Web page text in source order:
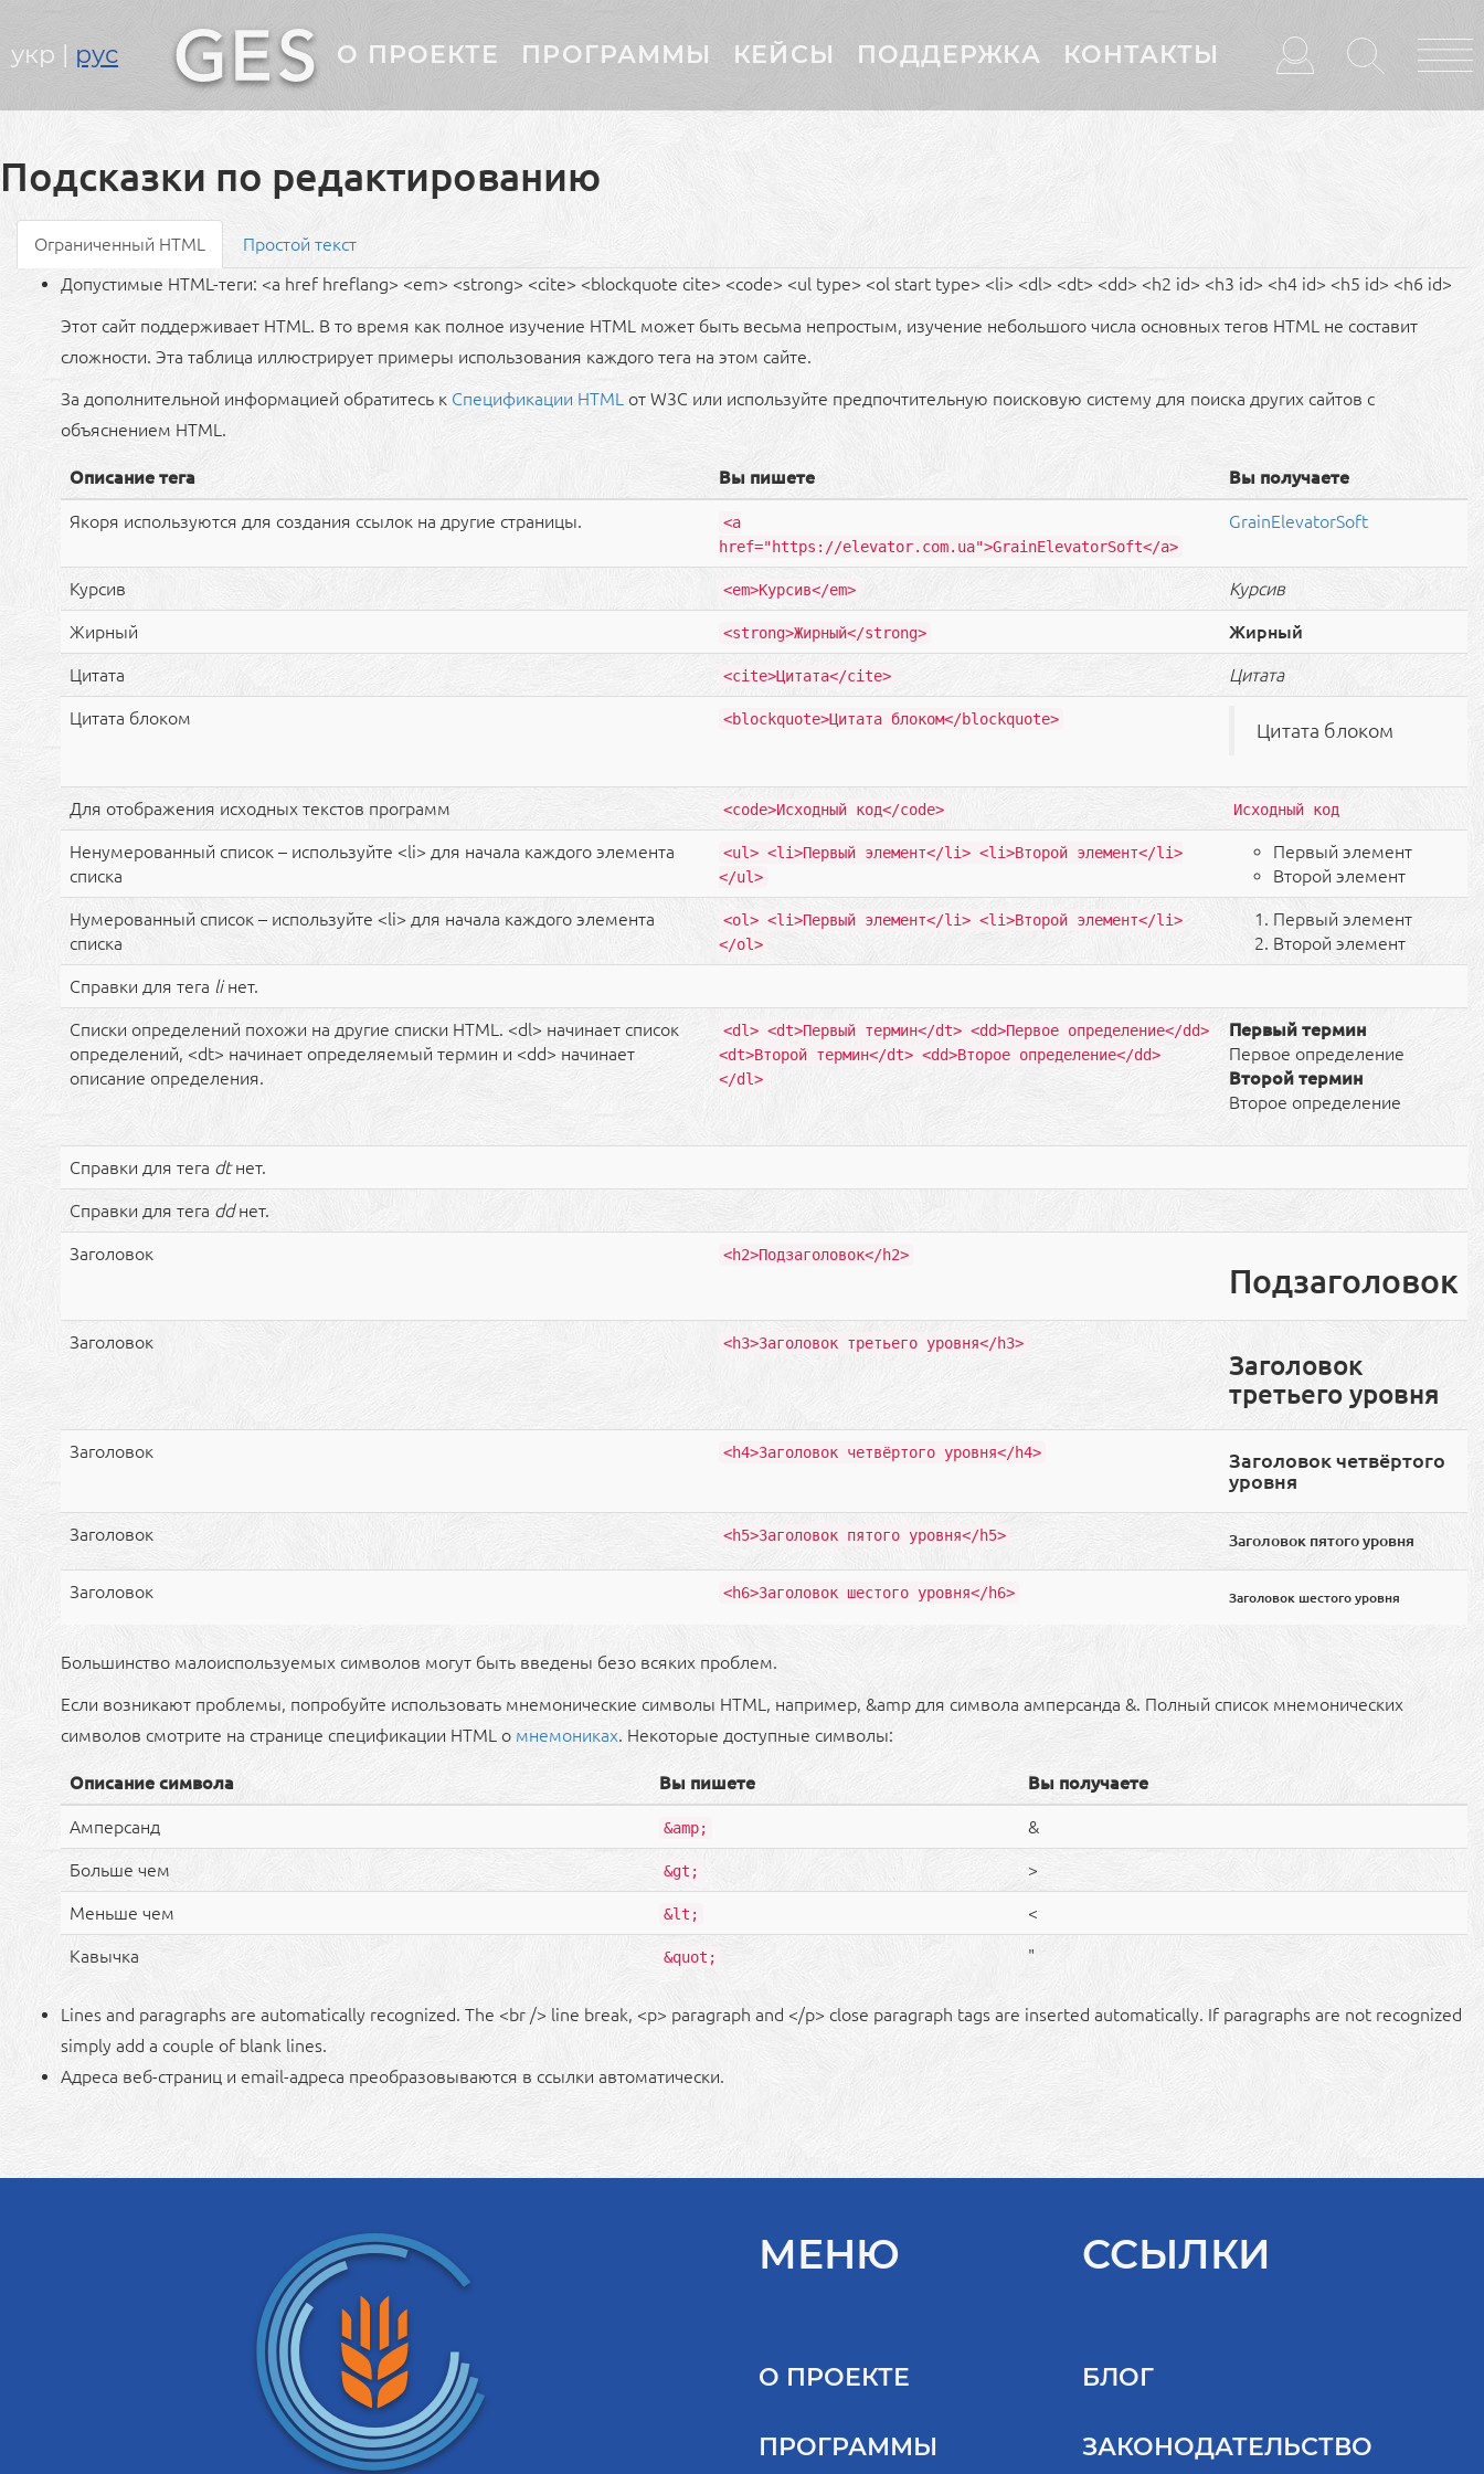
укр рус
Головне
О ПРОЕКТЕ ПРОГРАММЫ КЕЙСЫ ПОДДЕРЖКА КОНТАКТЫ
Подсказки по редактированию
Ограниченный HTML
Простой текст
Допустимые HTML-теги: <a href hreflang> <em> <strong> <cite> <blockquote cite> <code> <ul type> <ol start type> <li> <dl> <dt> <dd> <h2 id> <h3 id> <h4 id> <h5 id> <h6 id>
Этот сайт поддерживает HTML. В то время как полное изучение HTML может быть весьма непростым, изучение небольшого числа основных тегов HTML не составит
сложности. Эта таблица иллюстрирует примеры использования каждого тега на этом сайте.
За дополнительной информацией обратитесь к Спецификации HTML от W3C или используйте предпочтительную поисковую систему для поиска других сайтов с
объяснением HTML.
Описание тега Вы пишете Вы получаете
Якоря используются для создания ссылок на другие страницы.
<a
href="https://elevator.com.ua">GrainElevatorSoft</a>
GrainElevatorSoft
Курсив <em>Курсив</em> Курсив
Жирный <strong>Жирный</strong> Жирный
Цитата <cite>Цитата</cite> Цитата
Цитата блоком <blockquote>Цитата блоком</blockquote>
Цитата блоком
Для отображения исходных текстов программ <code>Исходный код</code> Исходный код
Ненумерованный список – используйте <li> для начала каждого элемента
списка
<ul> <li>Первый элемент</li> <li>Второй элемент</li>
</ul>
Первый элемент
Второй элемент
Нумерованный список – используйте <li> для начала каждого элемента
списка
<ol> <li>Первый элемент</li> <li>Второй элемент</li>
</ol>
Первый элемент
Второй элемент
Справки для тега liнет.
Списки определений похожи на другие списки HTML. <dl> начинает список
определений, <dt> начинает определяемый термин и <dd> начинает
описание определения.
<dl> <dt>Первый термин</dt> <dd>Первое определение</dd>
<dt>Второй термин</dt> <dd>Второе определение</dd>
</dl>
Первый термин
Первое определение
Второй термин
Второе определение
Справки для тега dtнет.
Справки для тега ddнет.
Заголовок <h2>Подзаголовок</h2>
Подзаголовок
Заголовок <h3>Заголовок третьего уровня</h3>
Заголовок
третьего уровня
Заголовок <h4>Заголовок четвёртого уровня</h4>
Заголовок четвёртого
уровня
Заголовок <h5>Заголовок пятого уровня</h5> Заголовок пятого уровня
Заголовок <h6>Заголовок шестого уровня</h6> Заголовок шестого уровня
Большинство малоиспользуемых символов могут быть введены безо всяких проблем.
Если возникают проблемы, попробуйте использовать мнемонические символы HTML, например, &amp для символа амперсанда &. Полный список мнемонических
символов смотрите на странице спецификации HTML о мнемониках. Некоторые доступные символы:
Описание символа Вы пишете Вы получаете
Амперсанд &amp; &
Больше чем &gt; >
Меньше чем &lt; <
Кавычка &quot; "
Lines and paragraphs are automatically recognized. The <br /> line break, <p> paragraph and </p> close paragraph tags are inserted automatically. If paragraphs are not recognized
simply add a couple of blank lines.
Адреса веб-страниц и email-адреса преобразовываются в ссылки автоматически.
МЕНЮ
О ПРОЕКТЕ
ПРОГРАММЫ
ССЫЛКИ
БЛОГ
ЗАКОНОДАТЕЛЬСТВО